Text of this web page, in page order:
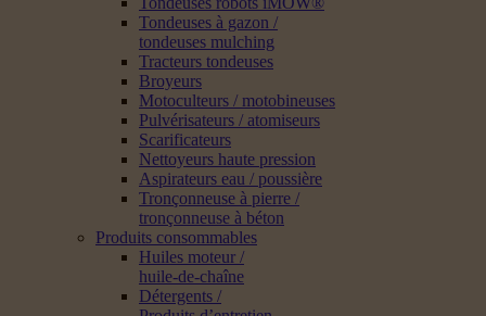
Tondeuses à gazon /
tondeuses mulching
Tracteurs tondeuses
Broyeurs
Motoculteurs / motobineuses
Pulvérisateurs / atomiseurs
Scarificateurs
Nettoyeurs haute pression
Aspirateurs eau / poussière
Tronçonneuse à pierre /
tronçonneuse à béton
Produits consommables
Huiles moteur /
huile-de-chaîne
Détergents /